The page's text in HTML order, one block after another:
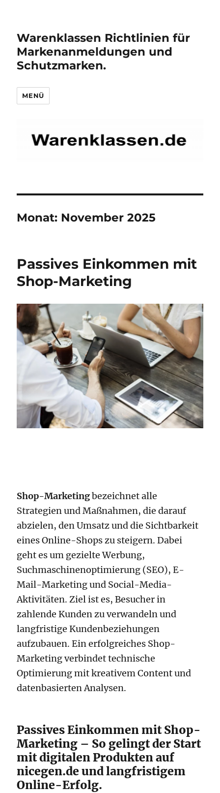
Warenklassen Richtlinien für
Markenanmeldungen und
Schutzmarken.
MENÜ
Monat: November 2025
Passives Einkommen mit
Shop-Marketing
Shop-Marketingbezeichnet alle
Strategien und Maßnahmen, die darauf
abzielen, den Umsatz und die Sichtbarkeit
eines Online-Shops zu steigern. Dabei
geht es um gezielte Werbung,
Suchmaschinenoptimierung (SEO), E-
Mail-Marketing und Social-Media-
Aktivitäten. Ziel ist es, Besucher in
zahlende Kunden zu verwandeln und
langfristige Kundenbeziehungen
aufzubauen. Ein erfolgreiches Shop-
Marketing verbindet technische
Optimierung mit kreativem Content und
datenbasierten Analysen.
Passives Einkommen mit Shop-
Marketing – So gelingt der Start
mit digitalen Produkten auf
nicegen.de und langfristigem
Online-Erfolg.